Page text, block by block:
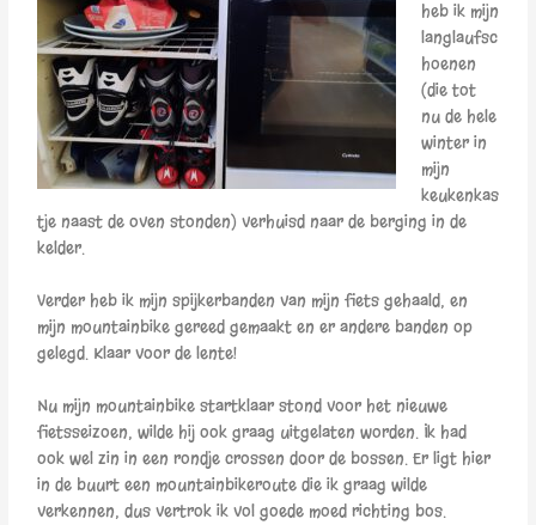
heb ik mijn
langlaufsc
hoenen
(die tot
nu de hele
winter in
mijn
keukenkas
tje naast de oven stonden) verhuisd naar de berging in de
kelder.
Verder heb ik mijn spijkerbanden van mijn fiets gehaald, en
mijn mountainbike gereed gemaakt en er andere banden op
gelegd. Klaar voor de lente!
Nu mijn mountainbike startklaar stond voor het nieuwe
fietsseizoen, wilde hij ook graag uitgelaten worden. Ik had
ook wel zin in een rondje crossen door de bossen. Er ligt hier
in de buurt een mountainbikeroute die ik graag wilde
verkennen, dus vertrok ik vol goede moed richting bos.